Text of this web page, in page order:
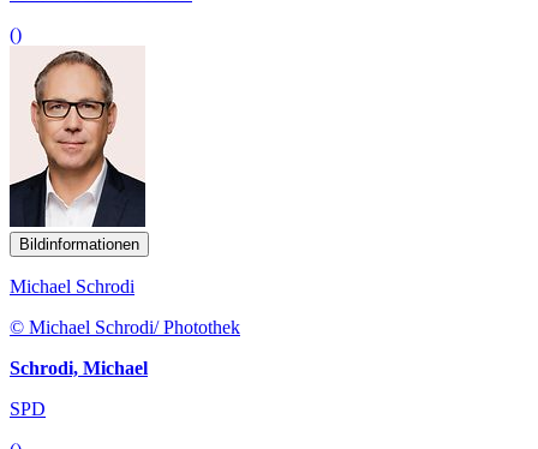
Bildinformationen
Michael Schrodi
© Michael Schrodi/ Photothek
Schrodi, Michael
SPD
()